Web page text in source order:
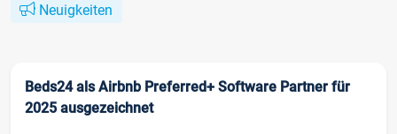
Neuigkeiten
Beds24 als Airbnb Preferred+ Software Partner für
2025 ausgezeichnet